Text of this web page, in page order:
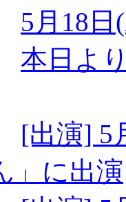
5月18
本日よ
[出演] 5
」に出演